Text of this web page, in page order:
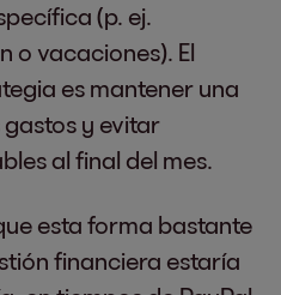
(p. ej.
o vacaciones). El
es mantener una
y evitar
al final del mes.
esta forma bastante
financiera estaría